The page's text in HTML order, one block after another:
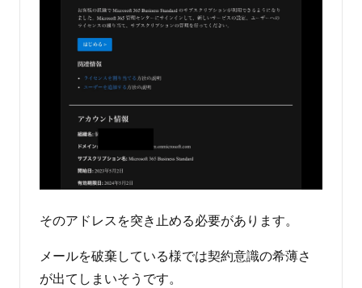
そのアドレスを突き止める必要があります。
メールを破棄している様では契約意識の希薄さ
が出てしまいそうです。